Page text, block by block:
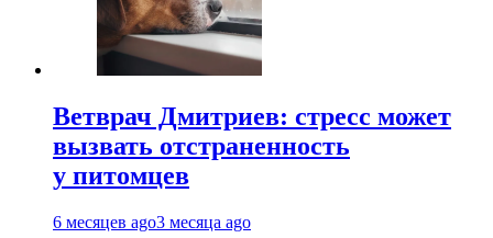
Ветврач Дмитриев: стресс может
вызвать отстраненность
у питомцев
6 месяцев ago3 месяца ago